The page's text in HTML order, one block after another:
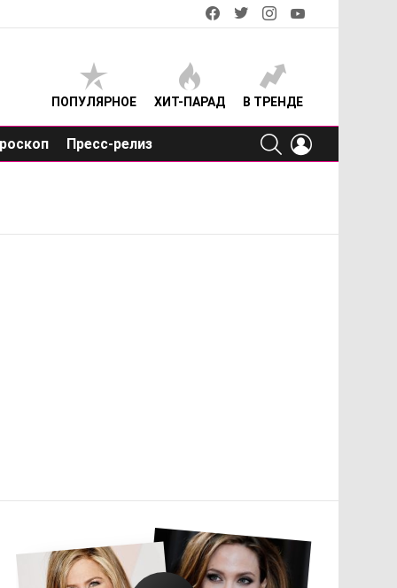
facebooktwitterinstagram
ПОПУЛЯРНОЕ ХИТ-ПАРАД В ТРЕНДЕ
Пресс-релиз
SEARCH